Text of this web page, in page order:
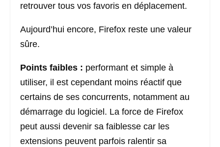
retrouver tous vos favoris en déplacement.
Aujourd’hui encore, Firefox reste une valeur
sûre.
Points faibles : performant et simple à
utiliser, il est cependant moins réactif que
certains de ses concurrents, notamment au
démarrage du logiciel. La force de Firefox
peut aussi devenir sa faiblesse car les
extensions peuvent parfois ralentir sa